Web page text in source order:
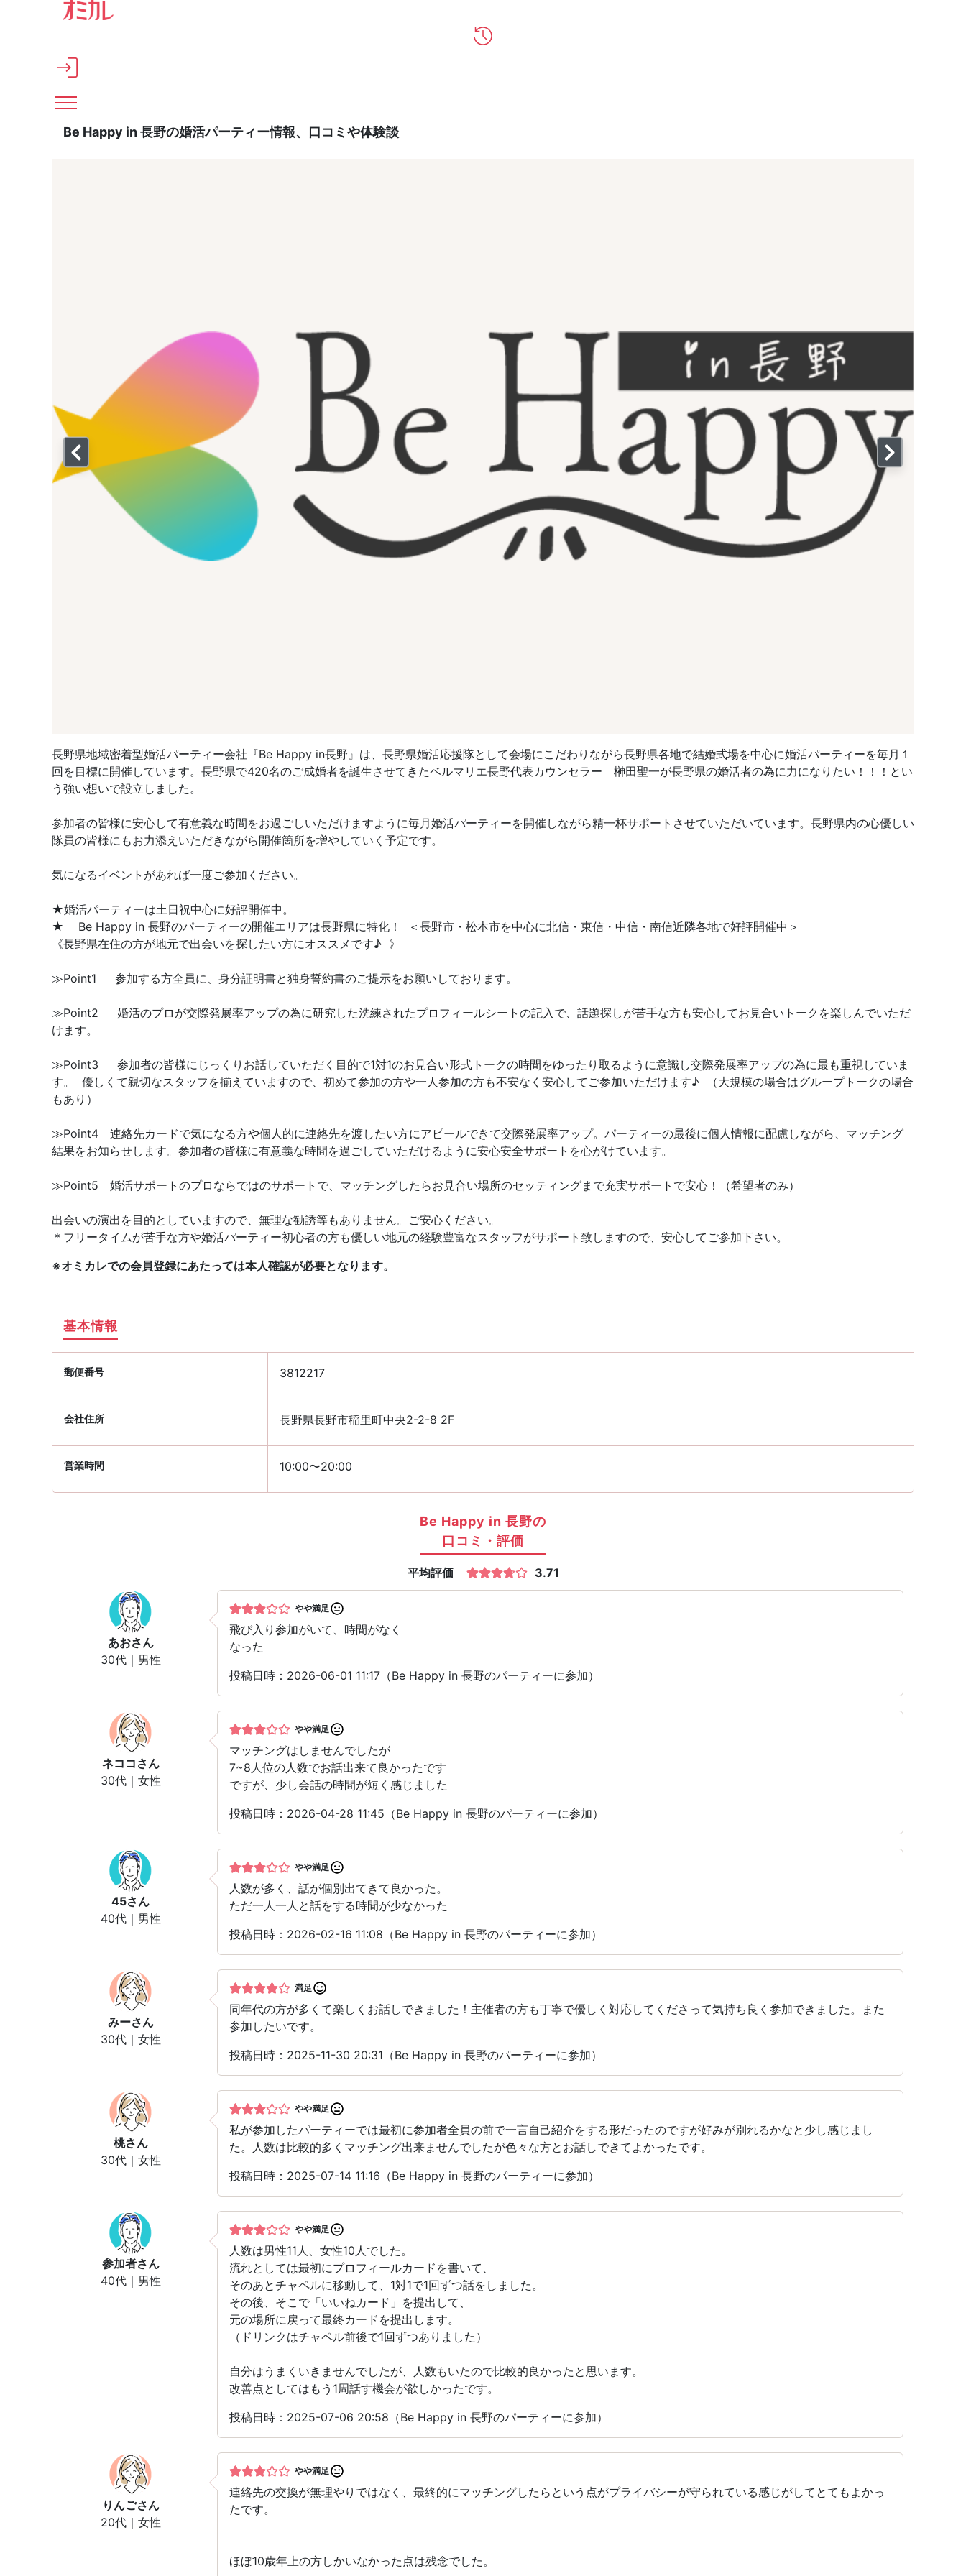
メインコンテンツへスキップ
Be Happy in 長野の婚活パーティー情報、口コミや体験談
長野県地域密着型婚活パーティー会社『Be Happy in長野』は、長野県婚活応援隊として会場にこだわりながら長野県各地で結婚式場を中心に婚活パーティーを毎月１
回を目標に開催しています。長野県で420名のご成婚者を誕生させてきたベルマリエ長野代表カウンセラー 榊田聖一が長野県の婚活者の為に力になりたい！！！とい
う強い想いで設立しました。
参加者の皆様に安心して有意義な時間をお過ごしいただけますように毎月婚活パーティーを開催しながら精一杯サポートさせていただいています。長野県内の心優しい
隊員の皆様にもお力添えいただきながら開催箇所を増やしていく予定です。
気になるイベントがあれば一度ご参加ください。
★婚活パーティーは土日祝中心に好評開催中。
★ Be Happy in 長野のパーティーの開催エリアは長野県に特化！ ＜長野市・松本市を中心に北信・東信・中信・南信近隣各地で好評開催中＞
《長野県在住の方が地元で出会いを探したい方にオススメです♪ 》
≫Point1 参加する方全員に、身分証明書と独身誓約書のご提示をお願いしております。
≫Point2 婚活のプロが交際発展率アップの為に研究した洗練されたプロフィールシートの記入で、話題探しが苦手な方も安心してお見合いトークを楽しんでいただ
けます。
≫Point3 参加者の皆様にじっくりお話していただく目的で1対1のお見合い形式トークの時間をゆったり取るように意識し交際発展率アップの為に最も重視していま
す。 優しくて親切なスタッフを揃えていますので、初めて参加の方や一人参加の方も不安なく安心してご参加いただけます♪ （大規模の場合はグループトークの場合
もあり）
≫Point4 連絡先カードで気になる方や個人的に連絡先を渡したい方にアピールできて交際発展率アップ。パーティーの最後に個人情報に配慮しながら、マッチング
結果をお知らせします。参加者の皆様に有意義な時間を過ごしていただけるように安心安全サポートを心がけています。
≫Point5 婚活サポートのプロならではのサポートで、マッチングしたらお見合い場所のセッティングまで充実サポートで安心！（希望者のみ）
出会いの演出を目的としていますので、無理な勧誘等もありません。ご安心ください。
＊フリータイムが苦手な方や婚活パーティー初心者の方も優しい地元の経験豊富なスタッフがサポート致しますので、安心してご参加下さい。
※オミカレでの会員登録にあたっては本人確認が必要となります。
基本情報
郵便番号 3812217
会社住所 長野県長野市稲里町中央2-2-8 2F
営業時間 10:00〜20:00
Be Happy in 長野の
口コミ・評価
平均評価 3.71
あおさん
30代｜男性
やや満足
飛び入り参加がいて、時間がなく
なった
投稿日時：2026-06-01 11:17（Be Happy in 長野のパーティーに参加）
ネココ さん
30代｜女性
やや満足
マッチングはしませんでしたが
7~8人位の人数でお話出来て良かったです
ですが、少し会話の時間が短く感じました
投稿日時：2026-04-28 11:45（Be Happy in 長野のパーティーに参加）
45さん
40代｜男性
やや満足
人数が多く、話が個別出てきて良かった。
ただ一人一人と話をする時間が少なかった
投稿日時：2026-02-16 11:08（Be Happy in 長野のパーティーに参加）
みーさん
30代｜女性
満足
同年代の方が多くて楽しくお話しできました！主催者の方も丁寧で優しく対応してくださって気持ち良く参加できました。また
参加したいです。
投稿日時：2025-11-30 20:31（Be Happy in 長野のパーティーに参加）
桃さん
30代｜女性
やや満足
私が参加したパーティーでは最初に参加者全員の前で一言自己紹介をする形だったのですが好みが別れるかなと少し感じまし
た。人数は比較的多くマッチング出来ませんでしたが色々な方とお話しできてよかったです。
投稿日時：2025-07-14 11:16（Be Happy in 長野のパーティーに参加）
参加者さん
40代｜男性
やや満足
人数は男性11人、女性10人でした。
流れとしては最初にプロフィールカードを書いて、
そのあとチャペルに移動して、1対1で1回ずつ話をしました。
その後、そこで「いいねカード」を提出して、
元の場所に戻って最終カードを提出します。
（ドリンクはチャペル前後で1回ずつありました）
自分はうまくいきませんでしたが、人数もいたので比較的良かったと思います。
改善点としてはもう1周話す機会が欲しかったです。
投稿日時：2025-07-06 20:58（Be Happy in 長野のパーティーに参加）
りんごさん
20代｜女性
やや満足
連絡先の交換が無理やりではなく、最終的にマッチングしたらという点がプライバシーが守られている感じがしてとてもよかっ
たです。
ほぼ10歳年上の方しかいなかった点は残念でした。